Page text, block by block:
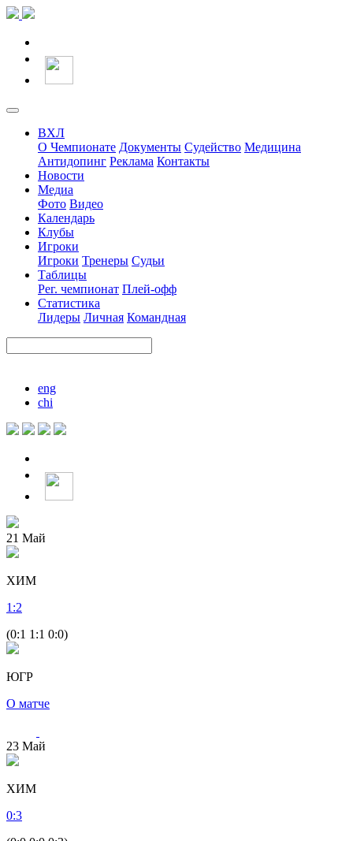
ВХЛ
О Чемпионате Документы Судейство Медицина
Антидопинг Реклама Контакты
Новости
Медиа
Фото Видео
Календарь
Клубы
Игроки
Игроки Тренеры Судьи
Таблицы
Рег. чемпионат Плей-офф
Статистика
Лидеры Личная Командная
eng
chi
21 Май
ХИМ
1 :2
(0:1 1:1 0:0)
ЮГР
О матче
23 Май
ХИМ
0:3